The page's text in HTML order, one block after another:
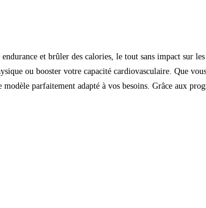
et brûler des calories, le tout sans impact sur
ou booster votre capacité cardiovasculaire. Que
parfaitement adapté à vos besoins. Grâce aux